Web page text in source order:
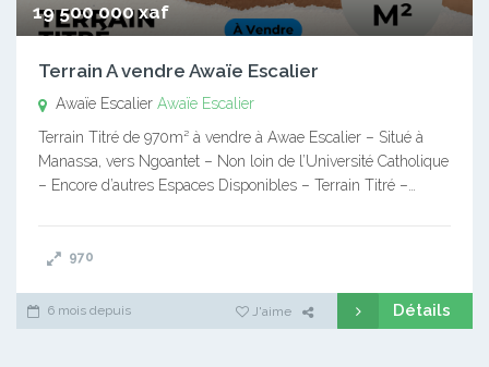
19 500 000 xaf
Terrain A vendre Awaïe Escalier
Awaïe Escalier Awaïe Escalier
Terrain Titré de 970m² à vendre à Awae Escalier – Situé à
Manassa, vers Ngoantet – Non loin de l’Université Catholique
– Encore d’autres Espaces Disponibles – Terrain Titré –…
970
6 mois depuis J'aime Détails